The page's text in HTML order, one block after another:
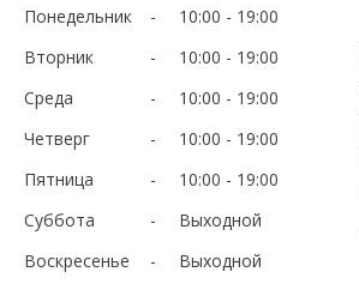
Понедельник 10:00
19:00
Вторник
10:00
19:00
Среда
10:00
19:00
Четверг
10:00
19:00
Пятница
10:00
19:00
Суббота
Выходной
Воскресенье
Выходной